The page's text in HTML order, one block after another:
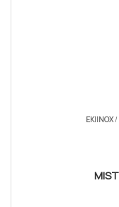
EKIINOX/